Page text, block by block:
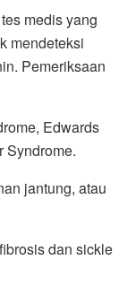
medis yang
mendeteksi
Pemeriksaan
Edwards
Syndrome.
jantung, atau
dan sickle